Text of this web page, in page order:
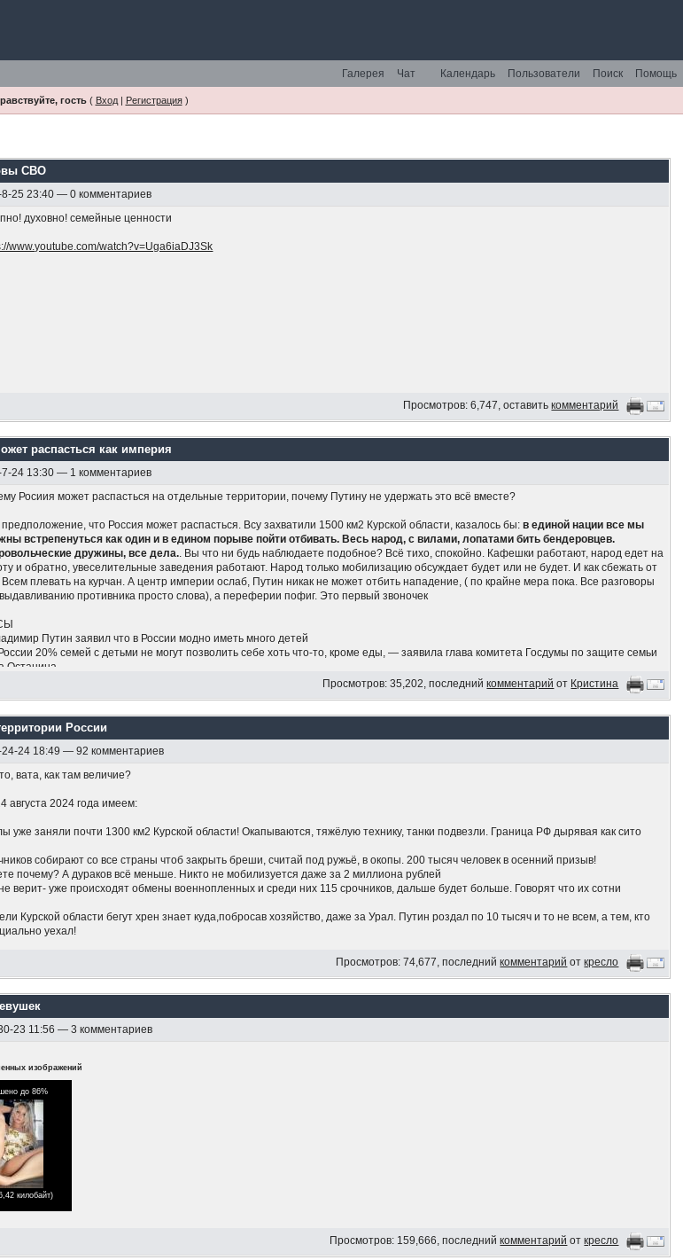
Помощь
Поиск
Пользователи
Календарь
Чат
Галерея
гость( Вход| Регистрация)
СВО
25 23:40 — 0 комментариев
духовно! семейные ценности
www.youtube.com/watch?v=Uga6iaDJ3Sk
Просмотров: 6,747, оставитькомментарий
распасться как империя
24 13:30 — 1 комментариев
Росиия может распасться на отдельные территории, почему Путину не удержать это всё вместе?
что Россия может распасться. Всу захватили 1500 км2 Курской области, казалось бы:в единой нации все мы
встрепенуться как один и в едином порыве пойти отбивать. Весь народ, с вилами, лопатами бить бендеровцев.
дружины, все дела.. Вы что ни будь наблюдаете подобное? Всё тихо, спокойно. Кафешки работают, народ едет на
и обратно, увеселительные заведения работают. Народ только мобилизацию обсуждает будет или не будет. И как сбежать от
плевать на курчан. А центр империи ослаб, Путин никак не может отбить нападение, ( по крайне мера пока. Все разговоры
противника просто слова), а переферии пофиг. Это первый звоночек
Путин заявил что в России модно иметь много детей
20% семей с детьми не могут позволить себе хоть что-то, кроме еды, — заявила глава комитета Госдумы по защите семьи
Останина
45-60% семей с детьми могут приобрести только еду и одежду, но не крупные бытовые приборы. В общей сложности около 70%
Просмотров: 35,202, последнийкомментарий от Кристина
России
24 18:49 — 92 комментариев
вата, как там величие?
августа 2024 года имеем:
уже заняли почти 1300 км2 Курской области! Окапываются, тяжёлую технику, танки подвезли. Граница РФ дырявая как сито
собирают со все страны чтоб закрыть бреши, считай под ружьё, в окопы. 200 тысяч человек в осенний призыв!
почему? А дураков всё меньше. Никто не мобилизуется даже за 2 миллиона рублей
верит- уже происходят обмены военнопленных и среди них 115 срочников, дальше будет больше. Говорят что их сотни
Курской области бегут хрен знает куда,побросав хозяйство, даже за Урал. Путин роздал по 10 тысяч и то не всем, а тем, кто
уехал!
молчит на счёт Курской области
красных линий, потому что Путин не ответил ядеркой на вторжение украинцев в Рф. Угрозы ядеркой это блеф.
попыток остановить украинских оккупантов нет. Люди пропускают украинскую армию, словно это Пригожин на Москву
Просмотров: 74,677, последнийкомментарий откресло
23 11:56 — 3 комментариев
изображений
до 86%
килобайт)
Просмотров: 159,666, последнийкомментарий откресло